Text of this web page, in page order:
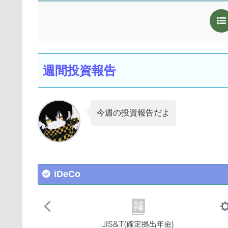
週間投資報告
今週の投資報告だよ
iDeCo